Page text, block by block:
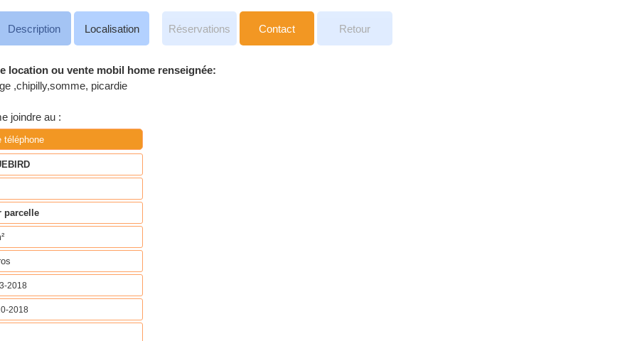
Description Localisation Réservations Contact Retour
location ou vente mobil home renseignée:
,chipilly,somme, picardie
joindre au :
téléphone
parcelle
2018
2018